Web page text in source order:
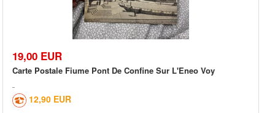
19,00 EUR
Carte Postale Fiume Pont De Confine Sur L'Eneo Voy
12,90 EUR